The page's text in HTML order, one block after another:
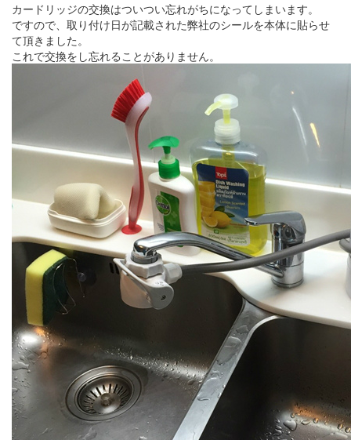
カードリッジの交換はついつい忘れがちになってしまいます。
ですので、取り付け日が記載された弊社のシールを本体に貼らせ
て頂きました。
これで交換をし忘れることがありません。